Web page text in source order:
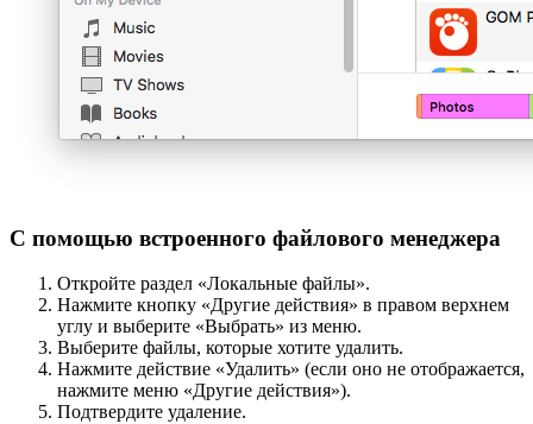
С помощью встроенного файлового менеджера
Откройте раздел «Локальные файлы».
Нажмите кнопку «Другие действия» в правом верхнем
углу и выберите «Выбрать» из меню.
Выберите файлы, которые хотите удалить.
Нажмите действие «Удалить» (если оно не отображается,
нажмите меню «Другие действия»).
Подтвердите удаление.